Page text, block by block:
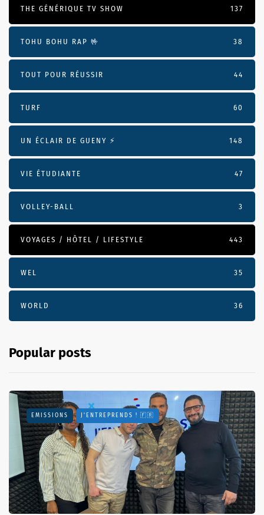
THE GÉNÉRIQUE TV SHOW 137
TOHU BOHU RAP 🤟 38
TOUT POUR RÉUSSIR 44
TURF 60
UN ÉCLAIR DE GUENY ⚡️ 148
VIE ÉTUDIANTE 47
VOLLEY-BALL 3
VOYAGES / HÔTEL / LIFESTYLE 443
WEL 35
WORLD 36
Popular posts
EMISSIONS J'ENTREPRENDS ! 🇫🇷